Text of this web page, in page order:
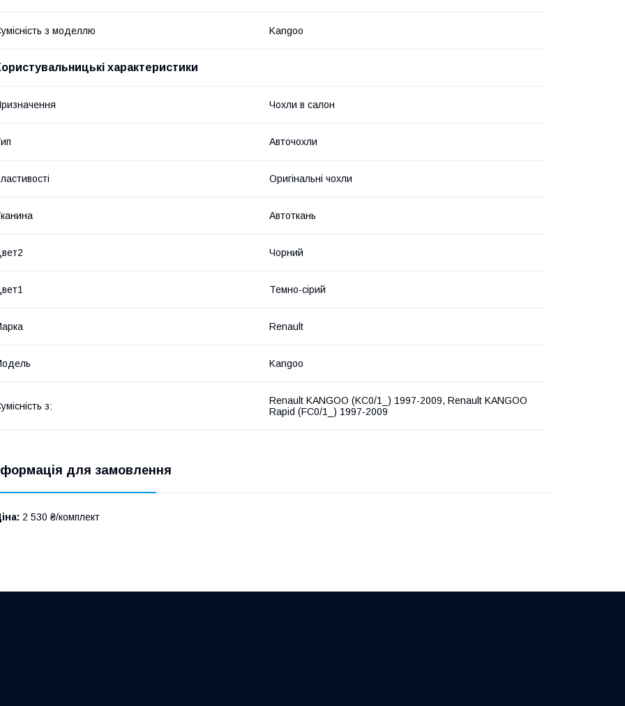
з моделлю Kangoo
характеристики
Чохли в салон
Авточохли
Оригінальні чохли
Автоткань
Чорний
Темно-сірий
Renault
Kangoo
з:
Renault KANGOO (KC0/1_) 1997-2009, Renault KANGOO
Rapid (FC0/1_) 1997-2009
для замовлення
2 530 ₴/комплект